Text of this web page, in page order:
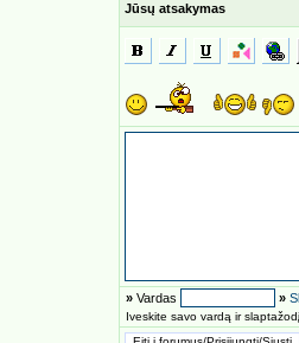
Jūsų atsakymas
» Vardas »
Iveskite savo vardą ir slaptažodį.